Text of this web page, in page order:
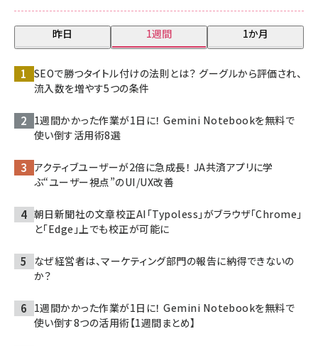
昨日 1週間 1か月
SEOで勝つタイトル付けの法則とは？ グーグルから評価され、
流入数を増やす5つの条件
1週間かかった作業が1日に！ Gemini Notebookを無料で
使い倒す活用術8選
アクティブユーザーが2倍に急成長！ JA共済アプリに学
ぶ“ユーザー視点”のUI/UX改善
朝日新聞社の文章校正AI「Typoless」がブラウザ「Chrome」
と「Edge」上でも校正が可能に
なぜ経営者は、マーケティング部門の報告に納得できないの
か？
1週間かかった作業が1日に！ Gemini Notebookを無料で
使い倒す8つの活用術【1週間まとめ】